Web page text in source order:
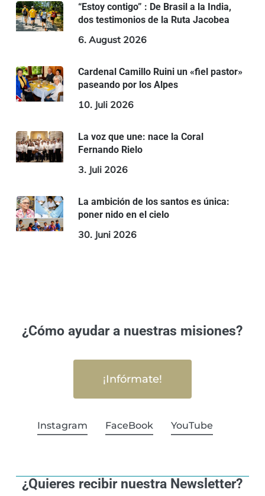
“Estoy contigo” : De Brasil a la India,
dos testimonios de la Ruta Jacobea
6. August 2026
Cardenal Camillo Ruini un «fiel pastor»
paseando por los Alpes
10. Juli 2026
La voz que une: nace la Coral
Fernando Rielo
3. Juli 2026
La ambición de los santos es única:
poner nido en el cielo
30. Juni 2026
¿Cómo ayudar a nuestras misiones?
¡Infórmate!
Instagram FaceBook YouTube
¿Quieres recibir nuestra Newsletter?